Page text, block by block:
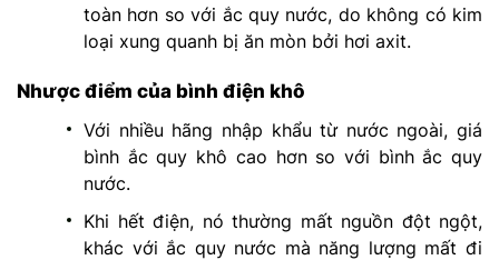
toàn hơn so với ắc quy nước, do không có kim
loại xung quanh bị ăn mòn bởi hơi axit.
Nhược điểm của bình điện khô
Với nhiều hãng nhập khẩu từ nước ngoài, giá
bình ắc quy khô cao hơn so với bình ắc quy
nước.
Khi hết điện, nó thường mất nguồn đột ngột,
khác với ắc quy nước mà năng lượng mất đi